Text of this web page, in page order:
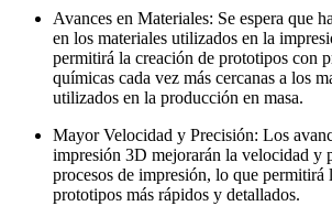
Avances en Materiales: Se espera que
en los materiales utilizados en la
permitirá la creación de prototipos con
químicas cada vez más cercanas a los
utilizados en la producción en masa.
Mayor Velocidad y Precisión: Los
impresión 3D mejorarán la velocidad y
procesos de impresión, lo que permitirá
prototipos más rápidos y detallados.